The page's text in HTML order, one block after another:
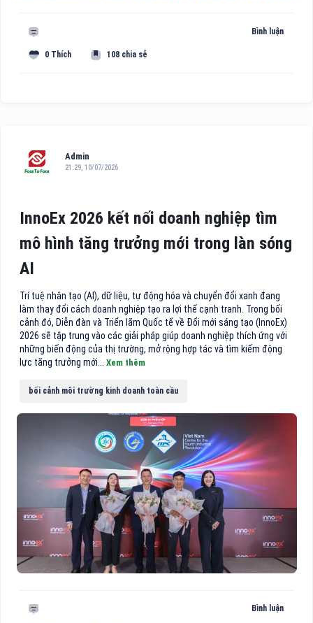
Bình luận
0 Thích 108 chia sẻ
Admin
21:29, 10/07/2026
InnoEx 2026 kết nối doanh nghiệp tìm
mô hình tăng trưởng mới trong làn sóng
AI
Trí tuệ nhân tạo (AI), dữ liệu, tự động hóa và chuyển đổi xanh đang
làm thay đổi cách doanh nghiệp tạo ra lợi thế cạnh tranh. Trong bối
cảnh đó, Diễn đàn và Triển lãm Quốc tế về Đổi mới sáng tạo (InnoEx)
2026 sẽ tập trung vào các giải pháp giúp doanh nghiệp thích ứng với
những biến động của thị trường, mở rộng hợp tác và tìm kiếm động
lực tăng trưởng mới... Xem thêm
bối cảnh môi trường kinh doanh toàn cầu
Bình luận